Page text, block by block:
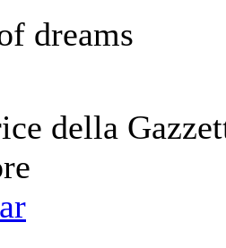
dreams
della